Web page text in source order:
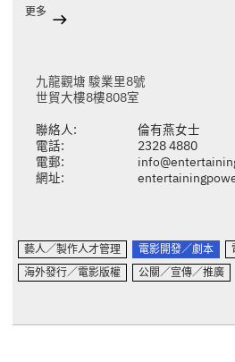
更多
九龍觀塘 駿業里8號
世貿大樓8樓808室
聯絡人:
倫有燕女士
電話:
2328 4880
電郵:
網址:
藝人／製作人才管理 電影開發／劇本
海外發行／電影版權
公關／宣傳／推廣